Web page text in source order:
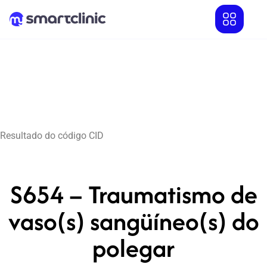
Resultado do código CID
S654 – Traumatismo de
vaso(s) sangüíneo(s) do
polegar